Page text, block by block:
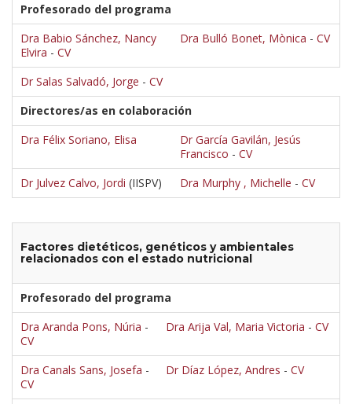
Profesorado del programa
Dra Babio Sánchez, Nancy
Elvira - CV
Dra Bulló Bonet, Mònica - CV
Dr Salas Salvadó, Jorge - CV
Directores/as en colaboración
Dra Félix Soriano, Elisa
Dr García Gavilán, Jesús
Francisco - CV
Dr Julvez Calvo, Jordi (IISPV) Dra Murphy , Michelle - CV
Factores dietéticos, genéticos y ambientales
relacionados con el estado nutricional
Profesorado del programa
Dra Aranda Pons, Núria -
CV
Dra Arija Val, Maria Victoria - CV
Dra Canals Sans, Josefa -
CV
Dr Díaz López, Andres - CV